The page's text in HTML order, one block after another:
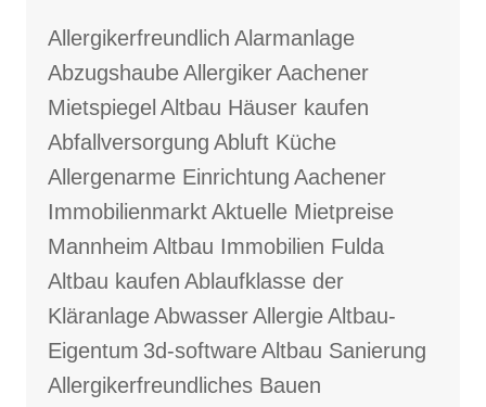
Allergikerfreundlich Alarmanlage
AbzugshaubeAllergikerAachener
Mietspiegel Altbau Häuser kaufen
Abfallversorgung Abluft Küche
Allergenarme Einrichtung Aachener
ImmobilienmarktAktuelle Mietpreise
Mannheim Altbau Immobilien Fulda
Altbau kaufen Ablaufklasse der
KläranlageAbwasserAllergieAltbau-
Eigentum 3d-softwareAltbau Sanierung
Allergikerfreundliches Bauen